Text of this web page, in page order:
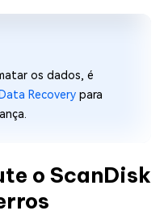
os dados, é
Recovery para
o ScanDisk